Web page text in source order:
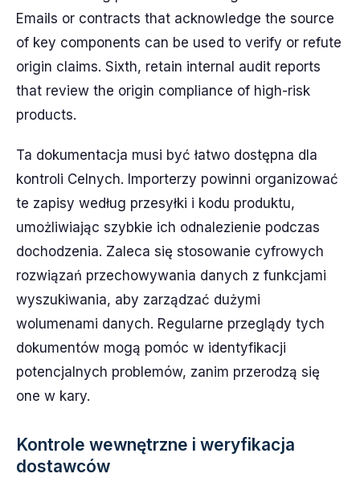
Emails or contracts that acknowledge the source
of key components can be used to verify or refute
origin claims. Sixth, retain internal audit reports
that review the origin compliance of high-risk
products.
Ta dokumentacja musi być łatwo dostępna dla
kontroli Celnych. Importerzy powinni organizować
te zapisy według przesyłki i kodu produktu,
umożliwiając szybkie ich odnalezienie podczas
dochodzenia. Zaleca się stosowanie cyfrowych
rozwiązań przechowywania danych z funkcjami
wyszukiwania, aby zarządzać dużymi
wolumenami danych. Regularne przeglądy tych
dokumentów mogą pomóc w identyfikacji
potencjalnych problemów, zanim przerodzą się
one w kary.
Kontrole wewnętrzne i weryfikacja
dostawców